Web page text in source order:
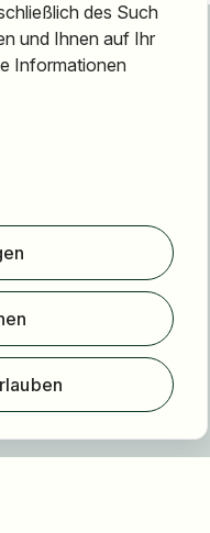
des Such
und Ihnen auf Ihr
Informationen